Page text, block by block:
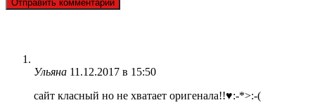
Ульяна 11.12.2017 в 15:50
сайт класный но не хватает оригенала!!♥:-*>:-(